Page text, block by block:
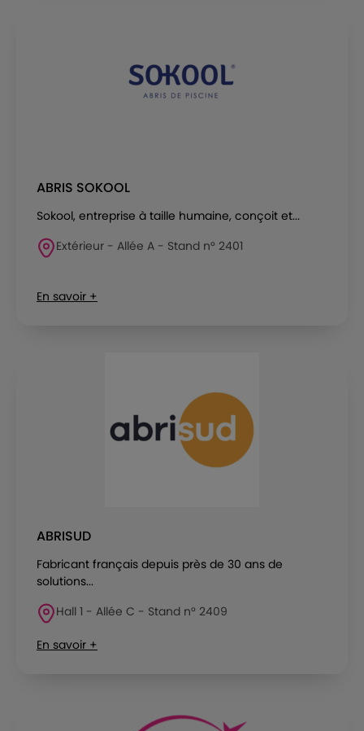
ABRIS SOKOOL
Sokool, entreprise à taille humaine, conçoit et...
Extérieur - Allée A - Stand n° 2401
En savoir +
ABRISUD
Fabricant français depuis près de 30 ans de
solutions...
Hall 1 - Allée C - Stand n° 2409
En savoir +